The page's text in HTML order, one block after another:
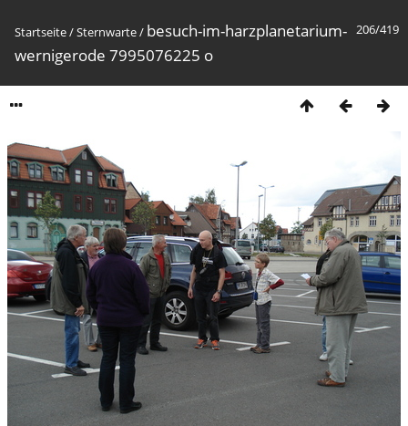
206/419
Startseite/Sternwarte/ besuch-im-harzplanetarium-
wernigerode 7995076225 o